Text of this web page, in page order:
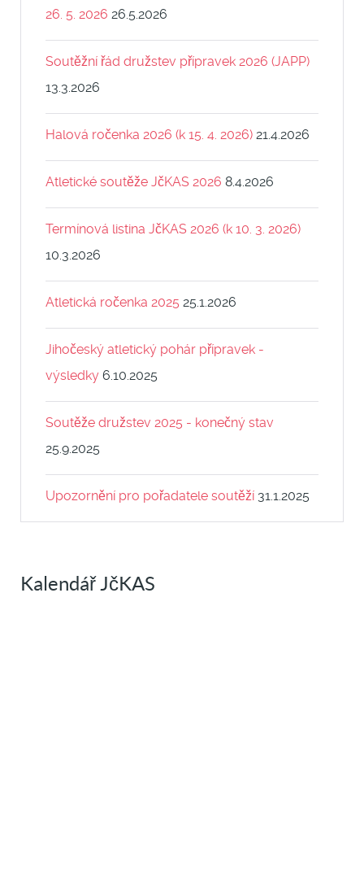
26. 5. 2026 26.5.2026
Soutěžní řád družstev přípravek 2026 (JAPP)
13.3.2026
Halová ročenka 2026 (k 15. 4. 2026) 21.4.2026
Atletické soutěže JčKAS 2026 8.4.2026
Termínová listina JčKAS 2026 (k 10. 3. 2026)
10.3.2026
Atletická ročenka 2025 25.1.2026
Jihočeský atletický pohár přípravek -
výsledky 6.10.2025
Soutěže družstev 2025 - konečný stav
25.9.2025
Upozornění pro pořadatele soutěží 31.1.2025
Kalendář JčKAS